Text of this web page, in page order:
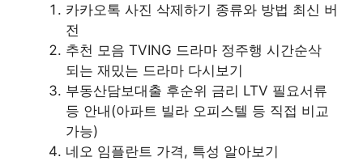
카카오톡 사진 삭제하기 종류와 방법 최신 버
전
추천 모음 TVING 드라마 정주행 시간순삭
되는 재밌는 드라마 다시보기
부동산담보대출 후순위 금리 LTV 필요서류
등 안내(아파트 빌라 오피스텔 등 직접 비교
가능)
네오 임플란트 가격, 특성 알아보기